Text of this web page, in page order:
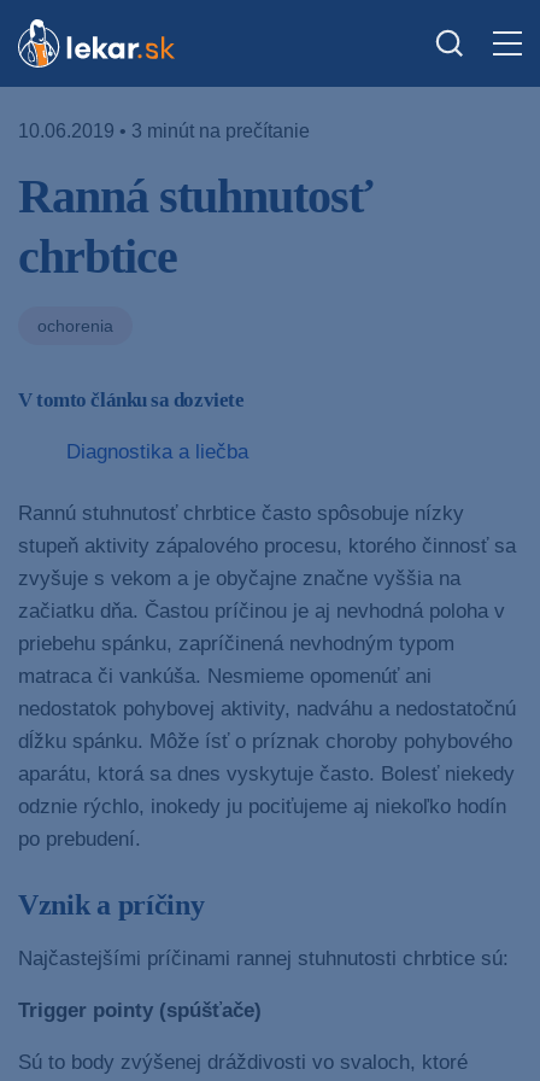
10.06.2019 • 3 minút na prečítanie
Ranná stuhnutosť
chrbtice
ochorenia
V tomto článku sa dozviete
Diagnostika a liečba
Rannú stuhnutosť chrbtice často spôsobuje nízky
stupeň aktivity zápalového procesu, ktorého činnosť sa
zvyšuje s vekom a je obyčajne značne vyššia na
začiatku dňa. Častou príčinou je aj nevhodná poloha v
priebehu spánku, zapríčinená nevhodným typom
matraca či vankúša. Nesmieme opomenúť ani
nedostatok pohybovej aktivity, nadváhu a nedostatočnú
dĺžku spánku. Môže ísť o príznak choroby pohybového
aparátu, ktorá sa dnes vyskytuje často. Bolesť niekedy
odznie rýchlo, inokedy ju pociťujeme aj niekoľko hodín
po prebudení.
Vznik a príčiny
Najčastejšími príčinami rannej stuhnutosti chrbtice sú:
Trigger pointy (spúšťače)
Sú to body zvýšenej dráždivosti vo svaloch, ktoré